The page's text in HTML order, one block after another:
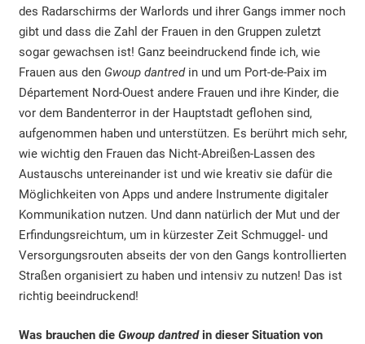
des Radarschirms der Warlords und ihrer Gangs immer noch
gibt und dass die Zahl der Frauen in den Gruppen zuletzt
sogar gewachsen ist! Ganz beeindruckend finde ich, wie
Frauen aus den Gwoup dantred in und um Port-de-Paix im
Département Nord-Ouest andere Frauen und ihre Kinder, die
vor dem Bandenterror in der Hauptstadt geflohen sind,
aufgenommen haben und unterstützen. Es berührt mich sehr,
wie wichtig den Frauen das Nicht-Abreißen-Lassen des
Austauschs untereinander ist und wie kreativ sie dafür die
Möglichkeiten von Apps und andere Instrumente digitaler
Kommunikation nutzen. Und dann natürlich der Mut und der
Erfindungsreichtum, um in kürzester Zeit Schmuggel- und
Versorgungsrouten abseits der von den Gangs kontrollierten
Straßen organisiert zu haben und intensiv zu nutzen! Das ist
richtig beeindruckend!
Was brauchen die Gwoup dantred in dieser Situation von